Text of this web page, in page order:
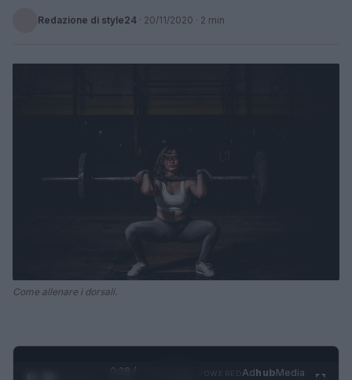
Redazione di style24 · 20/11/2020 · 2 min
Come allenare i dorsali.
0:29 /
AdhubMedia